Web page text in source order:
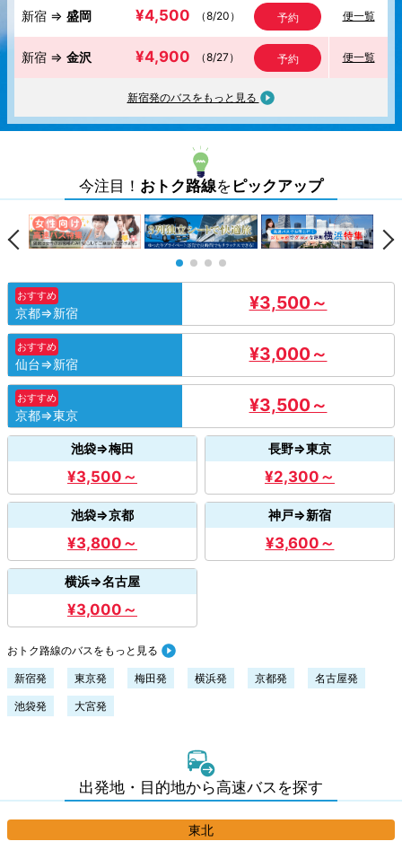
新宿 ⇒ 盛岡 ¥4,500 （8/20 ） 予約 便一覧
新宿 ⇒ 金沢 ¥4,900 （8/27） 予約 便一覧
新宿発のバスをもっと見る
今注目！ おトク路線を ピックアップ
おすすめ
京都⇒新宿 ¥3,500～
おすすめ
仙台⇒新宿 ¥3,000～
おすすめ
京都⇒東京 ¥3,500～
池袋⇒梅田
¥3,500～
長野⇒東京
¥2,300～
池袋⇒京都
¥3,800～
神戸⇒新宿
¥3,600～
横浜⇒名古屋
¥3,000～
おトク路線のバスをもっと見る
新宿発 東京発 梅田発 横浜発 京都発 名古屋発
池袋発 大宮発
出発地・目的地から高速バスを探す
東北